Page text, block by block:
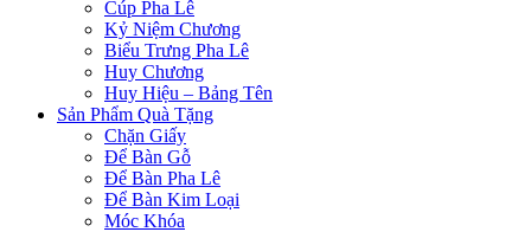
Cúp Pha Lê
Kỷ Niệm Chương
Biểu Trưng Pha Lê
Huy Chương
Huy Hiệu – Bảng Tên
Sản Phẩm Quà Tặng
Chặn Giấy
Để Bàn Gỗ
Để Bàn Pha Lê
Để Bàn Kim Loại
Móc Khóa